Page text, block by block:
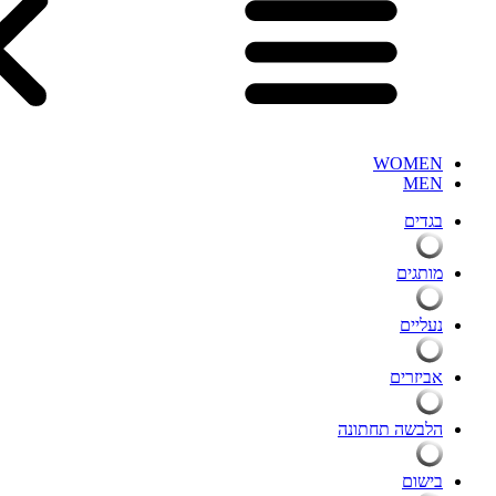
WOMEN
MEN
בגדים
מותגים
נעליים
אביזרים
הלבשה תחתונה
בישום